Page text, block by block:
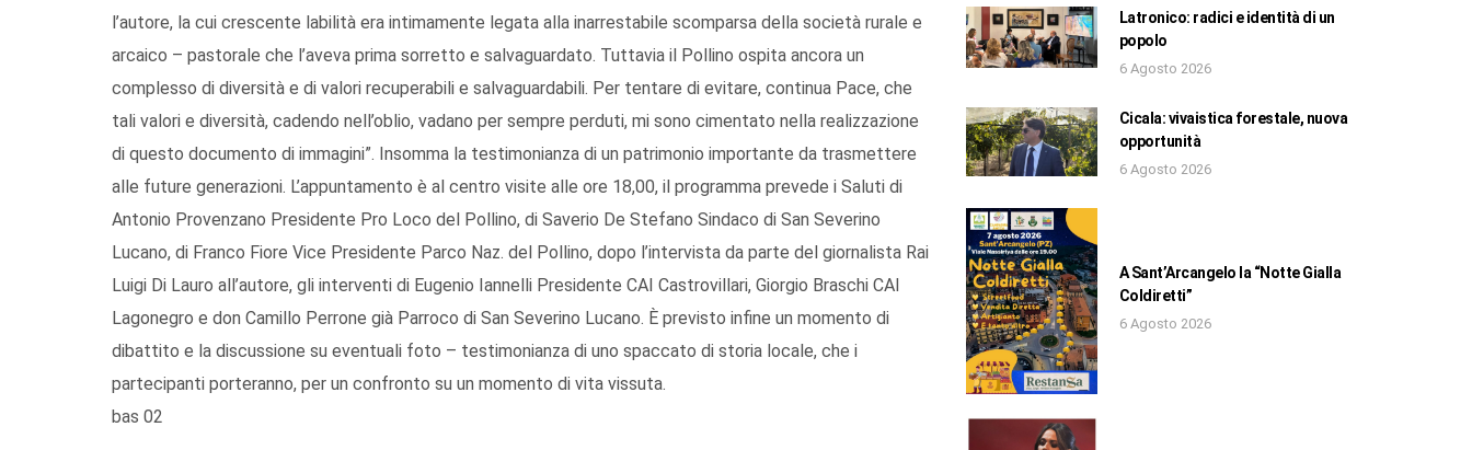
l’autore, la cui crescente labilità era intimamente legata alla inarrestabile scomparsa della società rurale e
arcaico – pastorale che l’aveva prima sorretto e salvaguardato. Tuttavia il Pollino ospita ancora un
complesso di diversità e di valori recuperabili e salvaguardabili. Per tentare di evitare, continua Pace, che
tali valori e diversità, cadendo nell’oblio, vadano per sempre perduti, mi sono cimentato nella realizzazione
di questo documento di immagini”. Insomma la testimonianza di un patrimonio importante da trasmettere
alle future generazioni. L’appuntamento è al centro visite alle ore 18,00, il programma prevede i Saluti di
Antonio Provenzano Presidente Pro Loco del Pollino, di Saverio De Stefano Sindaco di San Severino
Lucano, di Franco Fiore Vice Presidente Parco Naz. del Pollino, dopo l’intervista da parte del giornalista Rai
Luigi Di Lauro all’autore, gli interventi di Eugenio Iannelli Presidente CAI Castrovillari, Giorgio Braschi CAI
Lagonegro e don Camillo Perrone già Parroco di San Severino Lucano. È previsto infine un momento di
dibattito e la discussione su eventuali foto – testimonianza di uno spaccato di storia locale, che i
partecipanti porteranno, per un confronto su un momento di vita vissuta.
bas 02
Latronico: radici e identità di un
popolo
6 Agosto 2026
Cicala: vivaistica forestale, nuova
opportunità
6 Agosto 2026
A Sant’Arcangelo la “Notte Gialla
Coldiretti”
6 Agosto 2026